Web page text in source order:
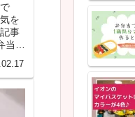
を
事
の